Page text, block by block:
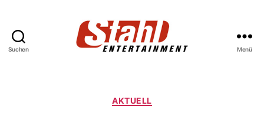
Suchen Menü
Kategorien
AKTUELL